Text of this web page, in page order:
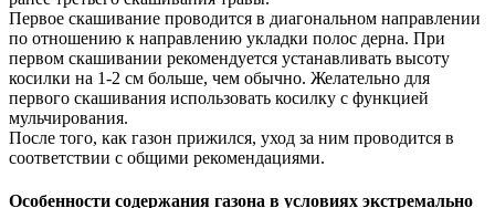
Первое скашивание проводится в диагональном направлении
по отношению к направлению укладки полос дерна. При
первом скашивании рекомендуется устанавливать высоту
косилки на 1-2 см больше, чем обычно. Желательно для
первого скашивания использовать косилку с функцией
мульчирования.
После того, как газон прижился, уход за ним проводится в
соответствии с общими рекомендациями.
Особенности содержания газона в условиях экстремально